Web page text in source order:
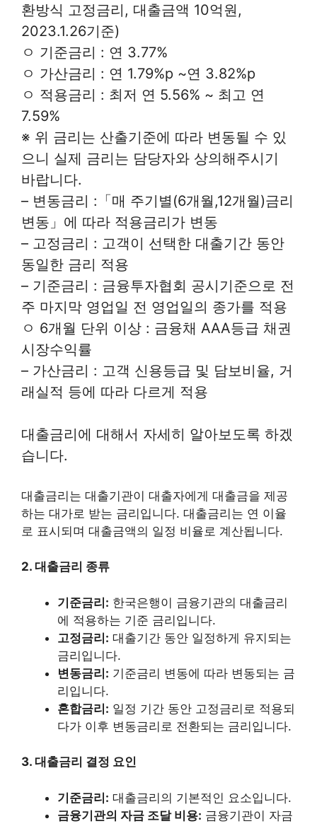
환방식 고정금리, 대출금액 10억원,
2023.1.26기준)
ㅇ 기준금리 : 연 3.77%
ㅇ 가산금리 : 연 1.79%p ~연 3.82%p
ㅇ 적용금리 : 최저 연 5.56% ~ 최고 연
7.59%
※ 위 금리는 산출기준에 따라 변동될 수 있
으니 실제 금리는 담당자와 상의해주시기
바랍니다.
– 변동금리 :「매 주기별(6개월,12개월)금리
변동」에 따라 적용금리가 변동
– 고정금리 : 고객이 선택한 대출기간 동안
동일한 금리 적용
– 기준금리 : 금융투자협회 공시기준으로 전
주 마지막 영업일 전 영업일의 종가를 적용
ㅇ 6개월 단위 이상 : 금융채 AAA등급 채권
시장수익률
– 가산금리 : 고객 신용등급 및 담보비율, 거
래실적 등에 따라 다르게 적용
대출금리에 대해서 자세히 알아보도록 하겠
습니다.
대출금리는 대출기관이 대출자에게 대출금을 제공
하는 대가로 받는 금리입니다. 대출금리는 연 이율
로 표시되며 대출금액의 일정 비율로 계산됩니다.
2. 대출금리 종류
기준금리: 한국은행이 금융기관의 대출금리
에 적용하는 기준 금리입니다.
고정금리: 대출기간 동안 일정하게 유지되는
금리입니다.
변동금리: 기준금리 변동에 따라 변동되는 금
리입니다.
혼합금리: 일정 기간 동안 고정금리로 적용되
다가 이후 변동금리로 전환되는 금리입니다.
3. 대출금리 결정 요인
기준금리: 대출금리의 기본적인 요소입니다.
금융기관의 자금 조달 비용: 금융기관이 자금